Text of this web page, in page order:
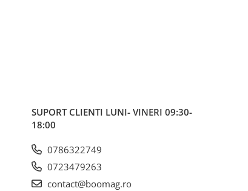
SUPORT CLIENTI LUNI- VINERI 09:30-
18:00
0786322749
0723479263
contact@boomag.ro